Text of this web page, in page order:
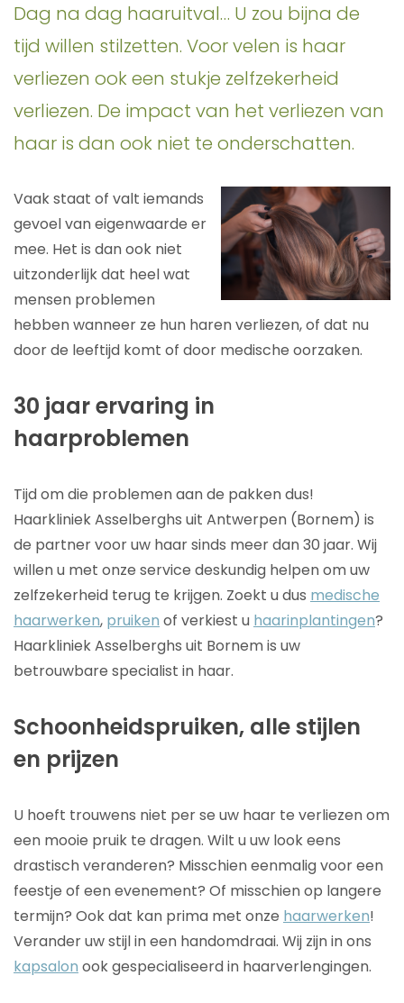
Dag na dag haaruitval… U zou bijna de
tijd willen stilzetten. Voor velen is haar
verliezen ook een stukje zelfzekerheid
verliezen. De impact van het verliezen van
haar is dan ook niet te onderschatten.
Vaak staat of valt iemands
gevoel van eigenwaarde er
mee. Het is dan ook niet
uitzonderlijk dat heel wat
mensen problemen
hebben wanneer ze hun haren verliezen, of dat nu
door de leeftijd komt of door medische oorzaken.
30 jaar ervaring in
haarproblemen
Tijd om die problemen aan de pakken dus!
Haarkliniek Asselberghs uit Antwerpen (Bornem) is
de partner voor uw haar sinds meer dan 30 jaar. Wij
willen u met onze service deskundig helpen om uw
zelfzekerheid terug te krijgen. Zoekt u dus medische
haarwerken, pruiken of verkiest u haarinplantingen?
Haarkliniek Asselberghs uit Bornem is uw
betrouwbare specialist in haar.
Schoonheidspruiken, alle stijlen
en prijzen
U hoeft trouwens niet per se uw haar te verliezen om
een mooie pruik te dragen. Wilt u uw look eens
drastisch veranderen? Misschien eenmalig voor een
feestje of een evenement? Of misschien op langere
termijn? Ook dat kan prima met onze haarwerken!
Verander uw stijl in een handomdraai. Wij zijn in ons
kapsalon ook gespecialiseerd in haarverlengingen.